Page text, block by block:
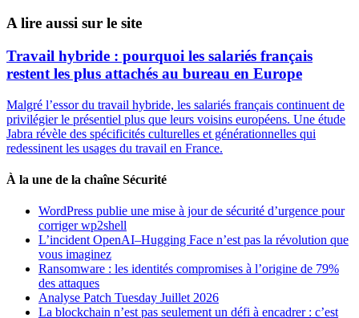
A lire aussi sur le site
Travail hybride : pourquoi les salariés français
restent les plus attachés au bureau en Europe
Malgré l’essor du travail hybride, les salariés français continuent de
privilégier le présentiel plus que leurs voisins européens. Une étude
Jabra révèle des spécificités culturelles et générationnelles qui
redessinent les usages du travail en France.
À la une de la chaîne Sécurité
WordPress publie une mise à jour de sécurité d’urgence pour
corriger wp2shell
L’incident OpenAI–Hugging Face n’est pas la révolution que
vous imaginez
Ransomware : les identités compromises à l’origine de 79%
des attaques
Analyse Patch Tuesday Juillet 2026
La blockchain n’est pas seulement un défi à encadrer : c’est